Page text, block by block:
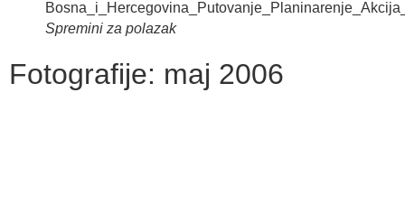
Spremini za polazak
Fotografije: maj 2006